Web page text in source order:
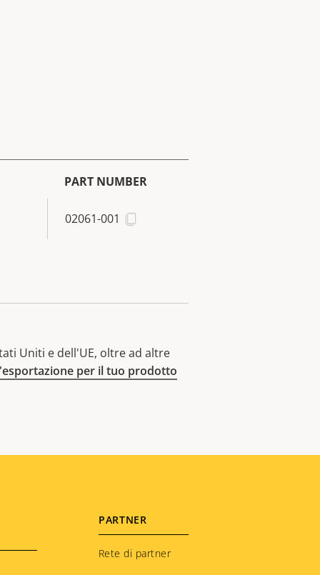
PART NUMBER
02061-001
Uniti e dell'UE, oltre ad altre
per il tuo prodotto
PARTNER
Rete di partner